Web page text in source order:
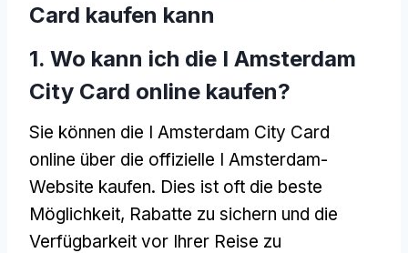
Card kaufen kann
1. Wo kann ich die I Amsterdam
City Card online kaufen?
Sie können die I Amsterdam City Card
online über die offizielle I Amsterdam-
Website kaufen. Dies ist oft die beste
Möglichkeit, Rabatte zu sichern und die
Verfügbarkeit vor Ihrer Reise zu